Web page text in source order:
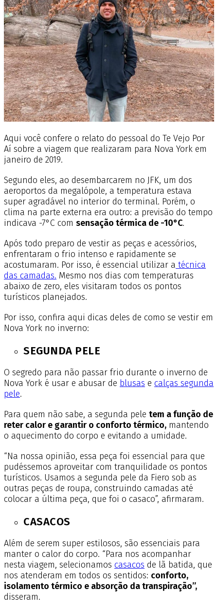
Aqui você confere o relato do pessoal do Te Vejo Por
Aí sobre a viagem que realizaram para Nova York em
janeiro de 2019.
Segundo eles, ao desembarcarem no JFK, um dos
aeroportos da megalópole, a temperatura estava
super agradável no interior do terminal. Porém, o
clima na parte externa era outro: a previsão do tempo
indicava -7°C com sensação térmica de -10°C.
Após todo preparo de vestir as peças e acessórios,
enfrentaram o frio intenso e rapidamente se
acostumaram. Por isso, é essencial utilizar a técnica
das camadas. Mesmo nos dias com temperaturas
abaixo de zero, eles visitaram todos os pontos
turísticos planejados.
Por isso, confira aqui dicas deles de como se vestir em
Nova York no inverno:
SEGUNDA PELE
O segredo para não passar frio durante o inverno de
Nova York é usar e abusar de blusas e calças segunda
pele.
Para quem não sabe, a segunda pele tem a função de
reter calor e garantir o conforto térmico, mantendo
o aquecimento do corpo e evitando a umidade.
“Na nossa opinião, essa peça foi essencial para que
pudéssemos aproveitar com tranquilidade os pontos
turísticos. Usamos a segunda pele da Fiero sob as
outras peças de roupa, construindo camadas até
colocar a última peça, que foi o casaco”, afirmaram.
CASACOS
Além de serem super estilosos, são essenciais para
manter o calor do corpo. “Para nos acompanhar
nesta viagem, selecionamos casacos de lã batida, que
nos atenderam em todos os sentidos: conforto,
isolamento térmico e absorção da transpiração”,
disseram.